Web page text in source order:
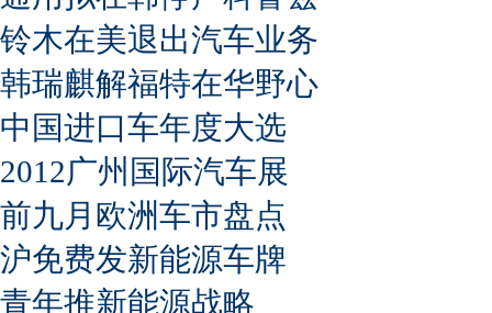
铃木在美退出汽车业务
韩瑞麒解福特在华野心
中国进口车年度大选
2012广州国际汽车展
前九月欧洲车市盘点
沪免费发新能源车牌
青年推新能源战略